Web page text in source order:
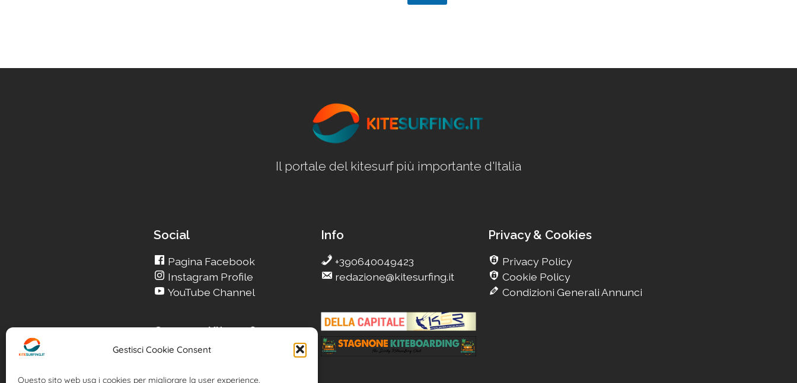
Gestisci Cookie Consent
Questo sito web usa i cookies per migliorare la user experience.
Il portale del kitesurf più importante d'Italia
Social
Pagina Facebook
Instagram Profile
YouTube Channel
Info
+390640049423
redazione@kitesurfing.it
Privacy & Cookies
Privacy Policy
Cookie Policy
Condizioni Generali Annunci
Cerca su Kitesurfing
Cerca un nuovo KiteCamp